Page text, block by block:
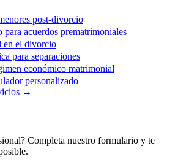
post-divorcio
para acuerdos prematrimoniales
en el divorcio
para separaciones
económico matrimonial
personalizado
→
Completa nuestro formulario y te